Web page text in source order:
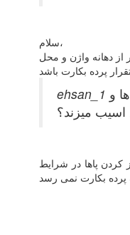
سلام،
دهانه واژن و محل
و
اسیب میزند؟
کردن پاها در شرایط